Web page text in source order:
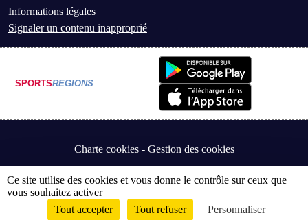
Informations légales
Signaler un contenu inapproprié
SPORTSREGIONS
Charte cookies Gestion des cookies
Envie de participer ? Connexion
Ce site utilise des cookies et vous donne le contrôle sur ceux que
vous souhaitez activer
Tout accepter
Tout refuser Personnaliser